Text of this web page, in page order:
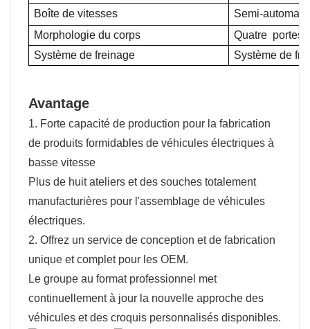
Boîte de vitesses
Semi-
Morphologie du corps
Quatre portes
Système de freinage
Système de
Avantage
1. Forte capacité de production pour la fabrication
de produits formidables de véhicules électriques à
basse vitesse
Plus de huit ateliers et des souches totalement
manufacturières pour l'assemblage de véhicules
électriques.
2. Offrez un service de conception et de fabrication
unique et complet pour les OEM.
Le groupe au format professionnel met
continuellement à jour la nouvelle approche des
véhicules et des croquis personnalisés disponibles.